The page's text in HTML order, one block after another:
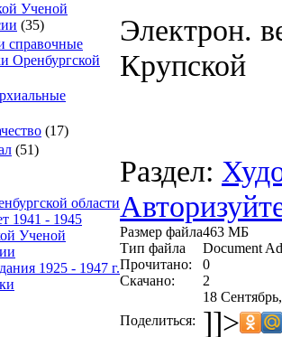
Ученой
(35)
справочные
Оренбургской
(17)
(51)
области
1941 - 1945
Ученой
1925 - 1947 г.
Электрон.
Крупской
Раздел:
Размер файла463 МБ
Тип файла
Document
Прочитано:
0
Скачано:
2
18
Поделиться: ]]>